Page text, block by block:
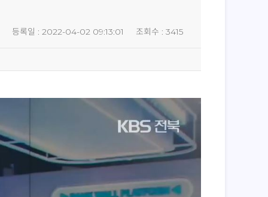
조회수 : 3415
등록일 : 2022-04-02 09:13:01